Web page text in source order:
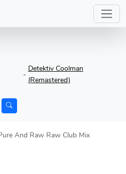
-
Detektiv Coolman
(Remastered)
And Raw Raw Club Mix